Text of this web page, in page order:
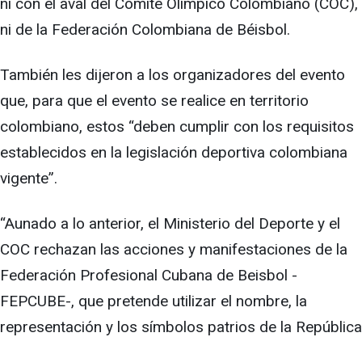
ni de la Federación Colombiana de Béisbol.
También les dijeron a los organizadores del evento
que, para que el evento se realice en territorio
colombiano, estos “deben cumplir con los requisitos
establecidos en la legislación deportiva colombiana
vigente”.
“Aunado a lo anterior, el Ministerio del Deporte y el
COC rechazan las acciones y manifestaciones de la
Federación Profesional Cubana de Beisbol -
FEPCUBE-, que pretende utilizar el nombre, la
representación y los símbolos patrios de la República